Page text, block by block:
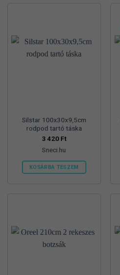
Silstar 100x30x9,5cm
rodpod tartó táska
3 420 Ft
Sneci.hu
KOSÁRBA TESZEM